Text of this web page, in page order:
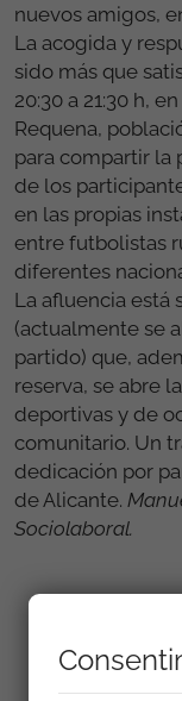
nuevos amigos,
La acogida y
sido más que
20:30 a 21:30 h,
Requena,
para compartir la
de los
en las propias
entre futbolistas
diferentes
La afluencia está
(actualmente se
partido) que,
reserva, se abre
deportivas y de
comunitario. Un
dedicación por
de Alicante.
Sociolaboral.